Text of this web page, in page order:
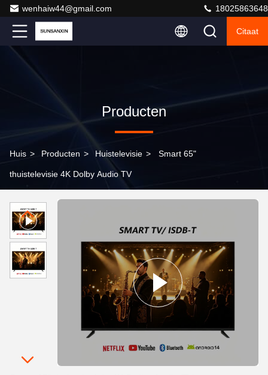
wenhaiw44@gmail.com 18025863648
Citaat
Producten
Huis > Producten > Huistelevisie > Smart 65"
thuistelevisie 4K Dolby Audio TV